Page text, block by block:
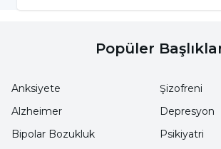
MDMA (Ekstazi) Testi:
Sentetik
Popüler
Anksiyete
Alzheimer
Bipolar Bozukluk
Şizofreni
Depresyon
Psikiyatri